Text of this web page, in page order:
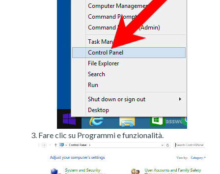
Fare clic su Programmi e funzionalità.